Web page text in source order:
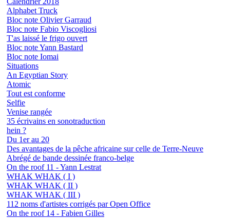
Alphabet Truck
Bloc note Olivier Garraud
Bloc note Fabio Viscogliosi
T'as laissé le frigo ouvert
Bloc note Yann Bastard
Bloc note Iomai
Situations
An Egyptian Story
Atomic
Tout est conforme
Selfie
Venise rangée
35 écrivains en sonotraduction
hein ?
Du 1er au 20
Des avantages de la pêche africaine sur celle de Terre-Neuve
Abrégé de bande dessinée franco-belge
On the roof 11 - Yann Lestrat
WHAK WHAK ( I )
WHAK WHAK ( II )
WHAK WHAK ( III )
112 noms d'artistes corrigés par Open Office
On the roof 14 - Fabien Gilles